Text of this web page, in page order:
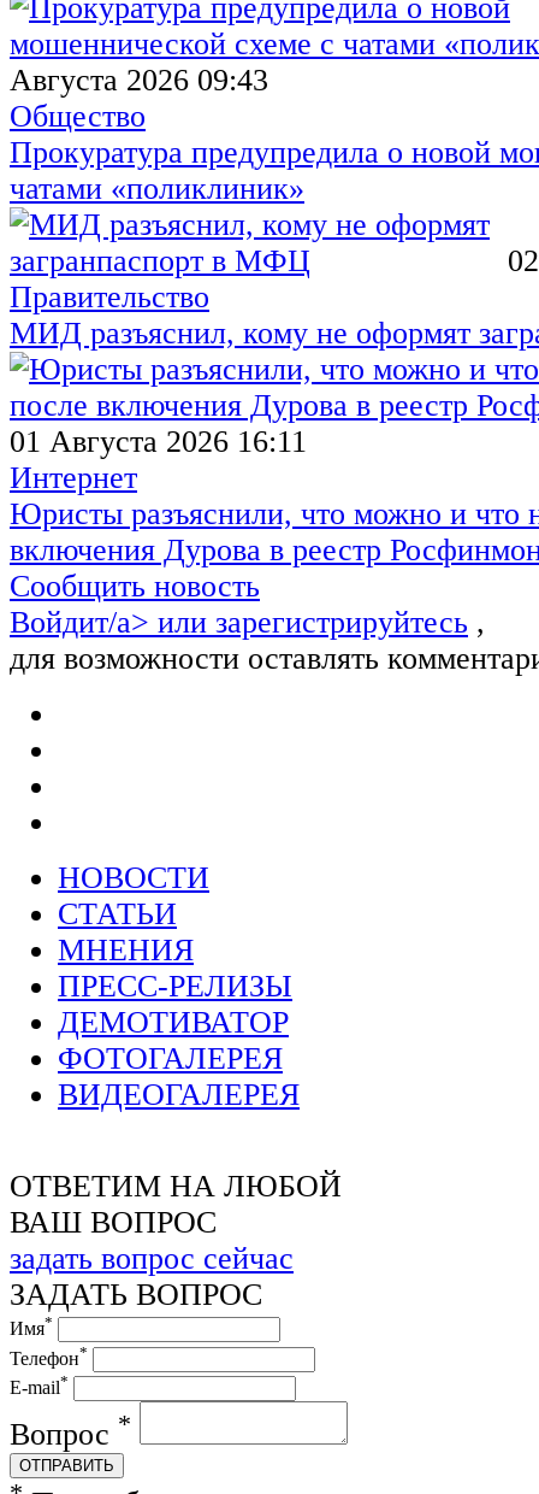
Августа 2026 09:43
Общество
Прокуратура предупредила о новой
чатами «поликлиник»
Правительство
МИД разъяснил, кому не оформят
01 Августа 2026 16:11
Интернет
Юристы разъяснили, что можно и что
включения Дурова в реестр
Сообщить новость
Войдит/a> или зарегистрируйтесь ,
для возможности оставлять
НОВОСТИ
СТАТЬИ
МНЕНИЯ
ПРЕСС-РЕЛИЗЫ
ДЕМОТИВАТОР
ФОТОГАЛЕРЕЯ
ВИДЕОГАЛЕРЕЯ
ОТВЕТИМ НА ЛЮБОЙ
ВАШ ВОПРОС
задать вопрос сейчас
ЗАДАТЬ ВОПРОС
Имя*
Телефон*
E-mail*
Вопрос *
ОТПРАВИТЬ